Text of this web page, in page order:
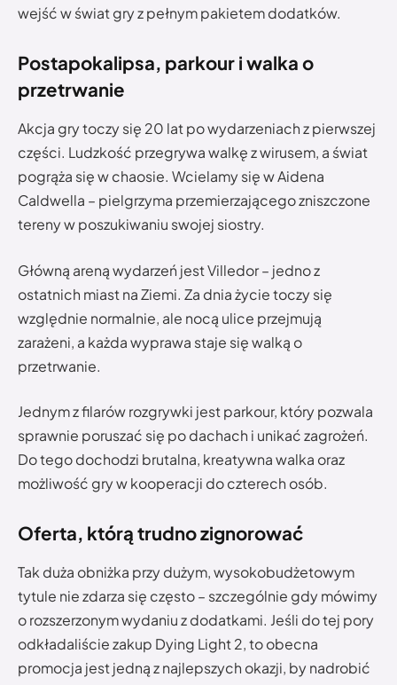
wejść w świat gry z pełnym pakietem dodatków.
Postapokalipsa, parkour i walka o
przetrwanie
Akcja gry toczy się 20 lat po wydarzeniach z pierwszej
części. Ludzkość przegrywa walkę z wirusem, a świat
pogrąża się w chaosie. Wcielamy się w Aidena
Caldwella – pielgrzyma przemierzającego zniszczone
tereny w poszukiwaniu swojej siostry.
Główną areną wydarzeń jest Villedor – jedno z
ostatnich miast na Ziemi. Za dnia życie toczy się
względnie normalnie, ale nocą ulice przejmują
zarażeni, a każda wyprawa staje się walką o
przetrwanie.
Jednym z filarów rozgrywki jest parkour, który pozwala
sprawnie poruszać się po dachach i unikać zagrożeń.
Do tego dochodzi brutalna, kreatywna walka oraz
możliwość gry w kooperacji do czterech osób.
Oferta, którą trudno zignorować
Tak duża obniżka przy dużym, wysokobudżetowym
tytule nie zdarza się często – szczególnie gdy mówimy
o rozszerzonym wydaniu z dodatkami. Jeśli do tej pory
odkładaliście zakup Dying Light 2, to obecna
promocja jest jedną z najlepszych okazji, by nadrobić